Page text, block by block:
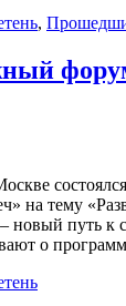
,
на тему
новый путь к
о